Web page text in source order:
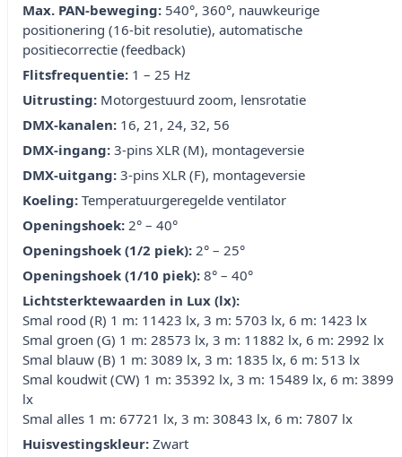
Max. PAN-beweging: 540°, 360°, nauwkeurige
positionering (16-bit resolutie), automatische
positiecorrectie (feedback)
Flitsfrequentie: 1 – 25 Hz
Uitrusting: Motorgestuurd zoom, lensrotatie
DMX-kanalen: 16, 21, 24, 32, 56
DMX-ingang: 3-pins XLR (M), montageversie
DMX-uitgang: 3-pins XLR (F), montageversie
Koeling: Temperatuurgeregelde ventilator
Openingshoek: 2° – 40°
Openingshoek (1/2 piek): 2° – 25°
Openingshoek (1/10 piek): 8° – 40°
Lichtsterktewaarden in Lux (lx):
Smal rood (R) 1 m: 11423 lx, 3 m: 5703 lx, 6 m: 1423 lx
Smal groen (G) 1 m: 28573 lx, 3 m: 11882 lx, 6 m: 2992 lx
Smal blauw (B) 1 m: 3089 lx, 3 m: 1835 lx, 6 m: 513 lx
Smal koudwit (CW) 1 m: 35392 lx, 3 m: 15489 lx, 6 m: 3899
lx
Smal alles 1 m: 67721 lx, 3 m: 30843 lx, 6 m: 7807 lx
Huisvestingskleur: Zwart